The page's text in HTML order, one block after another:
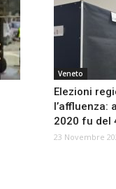
Veneto
Elezioni
l’affluenza:
2020 fu del
23 Novembre